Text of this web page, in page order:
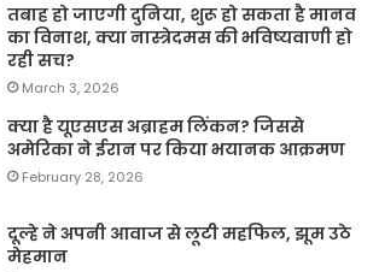
तबाह हो जाएगी दुनिया, शुरू हो सकता है मानव
का विनाश, क्या नास्त्रेदमस की भविष्यवाणी हो
रही सच?
March 3, 2026
क्या है यूएसएस अब्राहम लिंकन? जिससे
अमेरिका ने ईरान पर किया भयानक आक्रमण
February 28, 2026
दूल्हे ने अपनी आवाज से लूटी महफिल, झूम उठे
मेहमान